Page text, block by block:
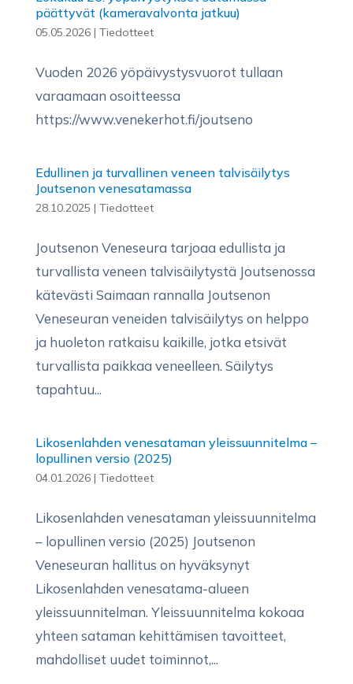
päättyvät (kameravalvonta jatkuu)
05.05.2026| Tiedotteet
Vuoden 2026 yöpäivystysvuorot tullaan
varaamaan osoitteessa
https://www.venekerhot.fi/joutseno
Edullinen ja turvallinen veneen talvisäilytys
Joutsenon venesatamassa
28.10.2025 | Tiedotteet
Joutsenon Veneseura tarjoaa edullista ja
turvallista veneen talvisäilytystä Joutsenossa
kätevästi Saimaan rannalla Joutsenon
Veneseuran veneiden talvisäilytys on helppo
ja huoleton ratkaisu kaikille, jotka etsivät
turvallista paikkaa veneelleen. Säilytys
tapahtuu...
Likosenlahden venesataman yleissuunnitelma –
lopullinen versio (2025)
04.01.2026| Tiedotteet
Likosenlahden venesataman yleissuunnitelma
– lopullinen versio (2025) Joutsenon
Veneseuran hallitus on hyväksynyt
Likosenlahden venesatama-alueen
yleissuunnitelman. Yleissuunnitelma kokoaa
yhteen sataman kehittämisen tavoitteet,
mahdolliset uudet toiminnot,...